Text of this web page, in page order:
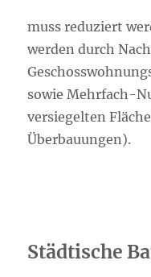
muss reduziert
werden durch
sowie Mehrfach-
versiegelten
Überbauungen).
Städtische